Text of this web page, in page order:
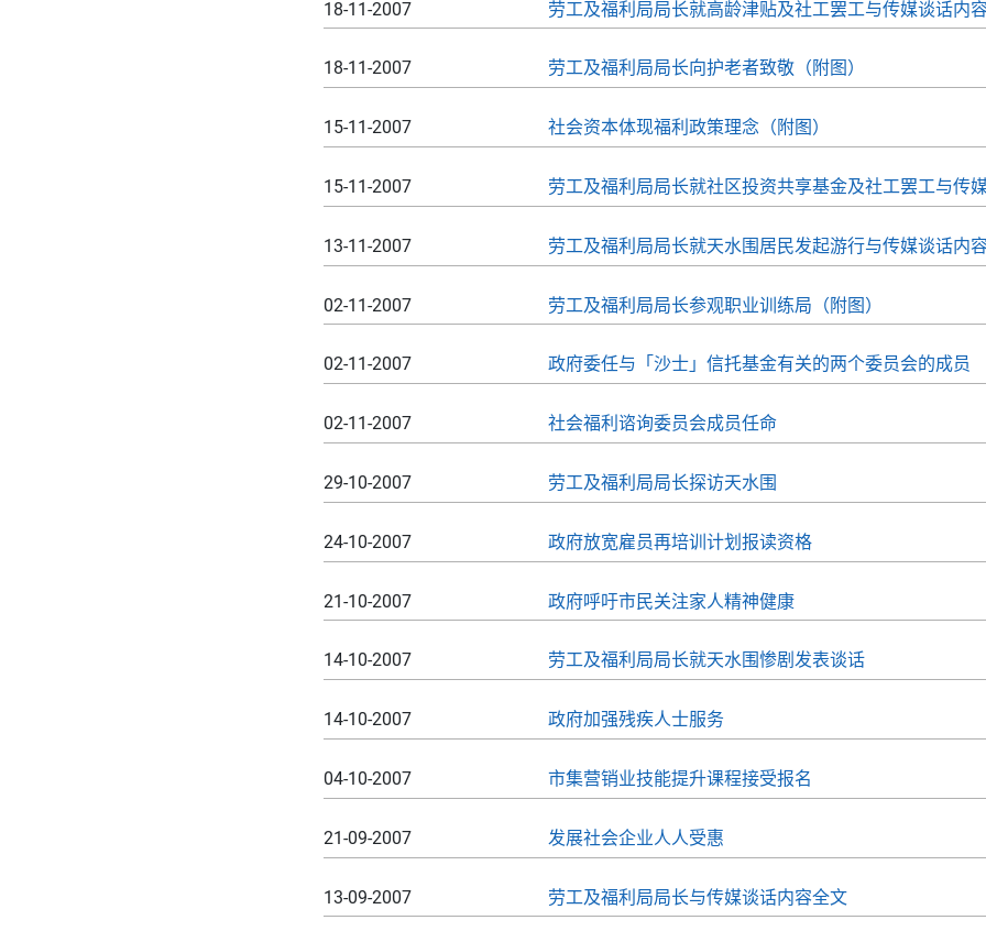
劳工及福利局局长就高龄津贴及社工罢工与传媒谈话内
18-11-2007
劳工及福利局局长向护老者致敬（附图）
18-11-2007
社会资本体现福利政策理念（附图）
15-11-2007
劳工及福利局局长就社区投资共享基金及社工罢工与传
15-11-2007
劳工及福利局局长就天水围居民发起游行与传媒谈话内
13-11-2007
劳工及福利局局长参观职业训练局（附图）
02-11-2007
政府委任与「沙士」信托基金有关的两个委员会的成员
02-11-2007
社会福利谘询委员会成员任命
02-11-2007
劳工及福利局局长探访天水围
29-10-2007
政府放宽雇员再培训计划报读资格
24-10-2007
政府呼吁市民关注家人精神健康
21-10-2007
劳工及福利局局长就天水围惨剧发表谈话
14-10-2007
政府加强残疾人士服务
14-10-2007
市集营销业技能提升课程接受报名
04-10-2007
发展社会企业人人受惠
21-09-2007
劳工及福利局局长与传媒谈话内容全文
13-09-2007